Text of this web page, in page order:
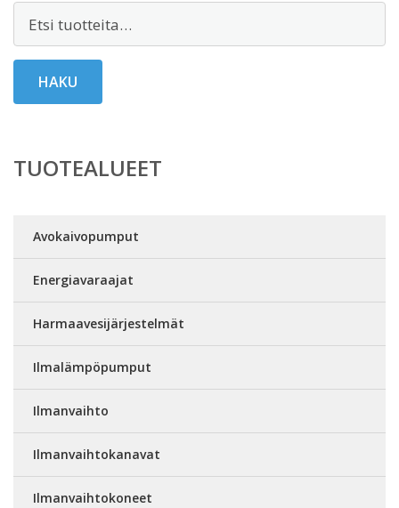
Etsi:
HAKU
TUOTEALUEET
Avokaivopumput
Energiavaraajat
Harmaavesijärjestelmät
Ilmalämpöpumput
Ilmanvaihto
Ilmanvaihtokanavat
Ilmanvaihtokoneet